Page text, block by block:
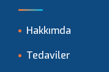
Hakkımda
Tedaviler